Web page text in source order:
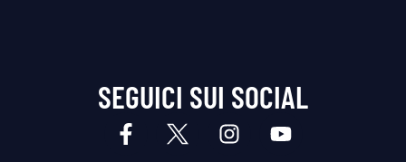
SEGUICI SUI SOCIAL